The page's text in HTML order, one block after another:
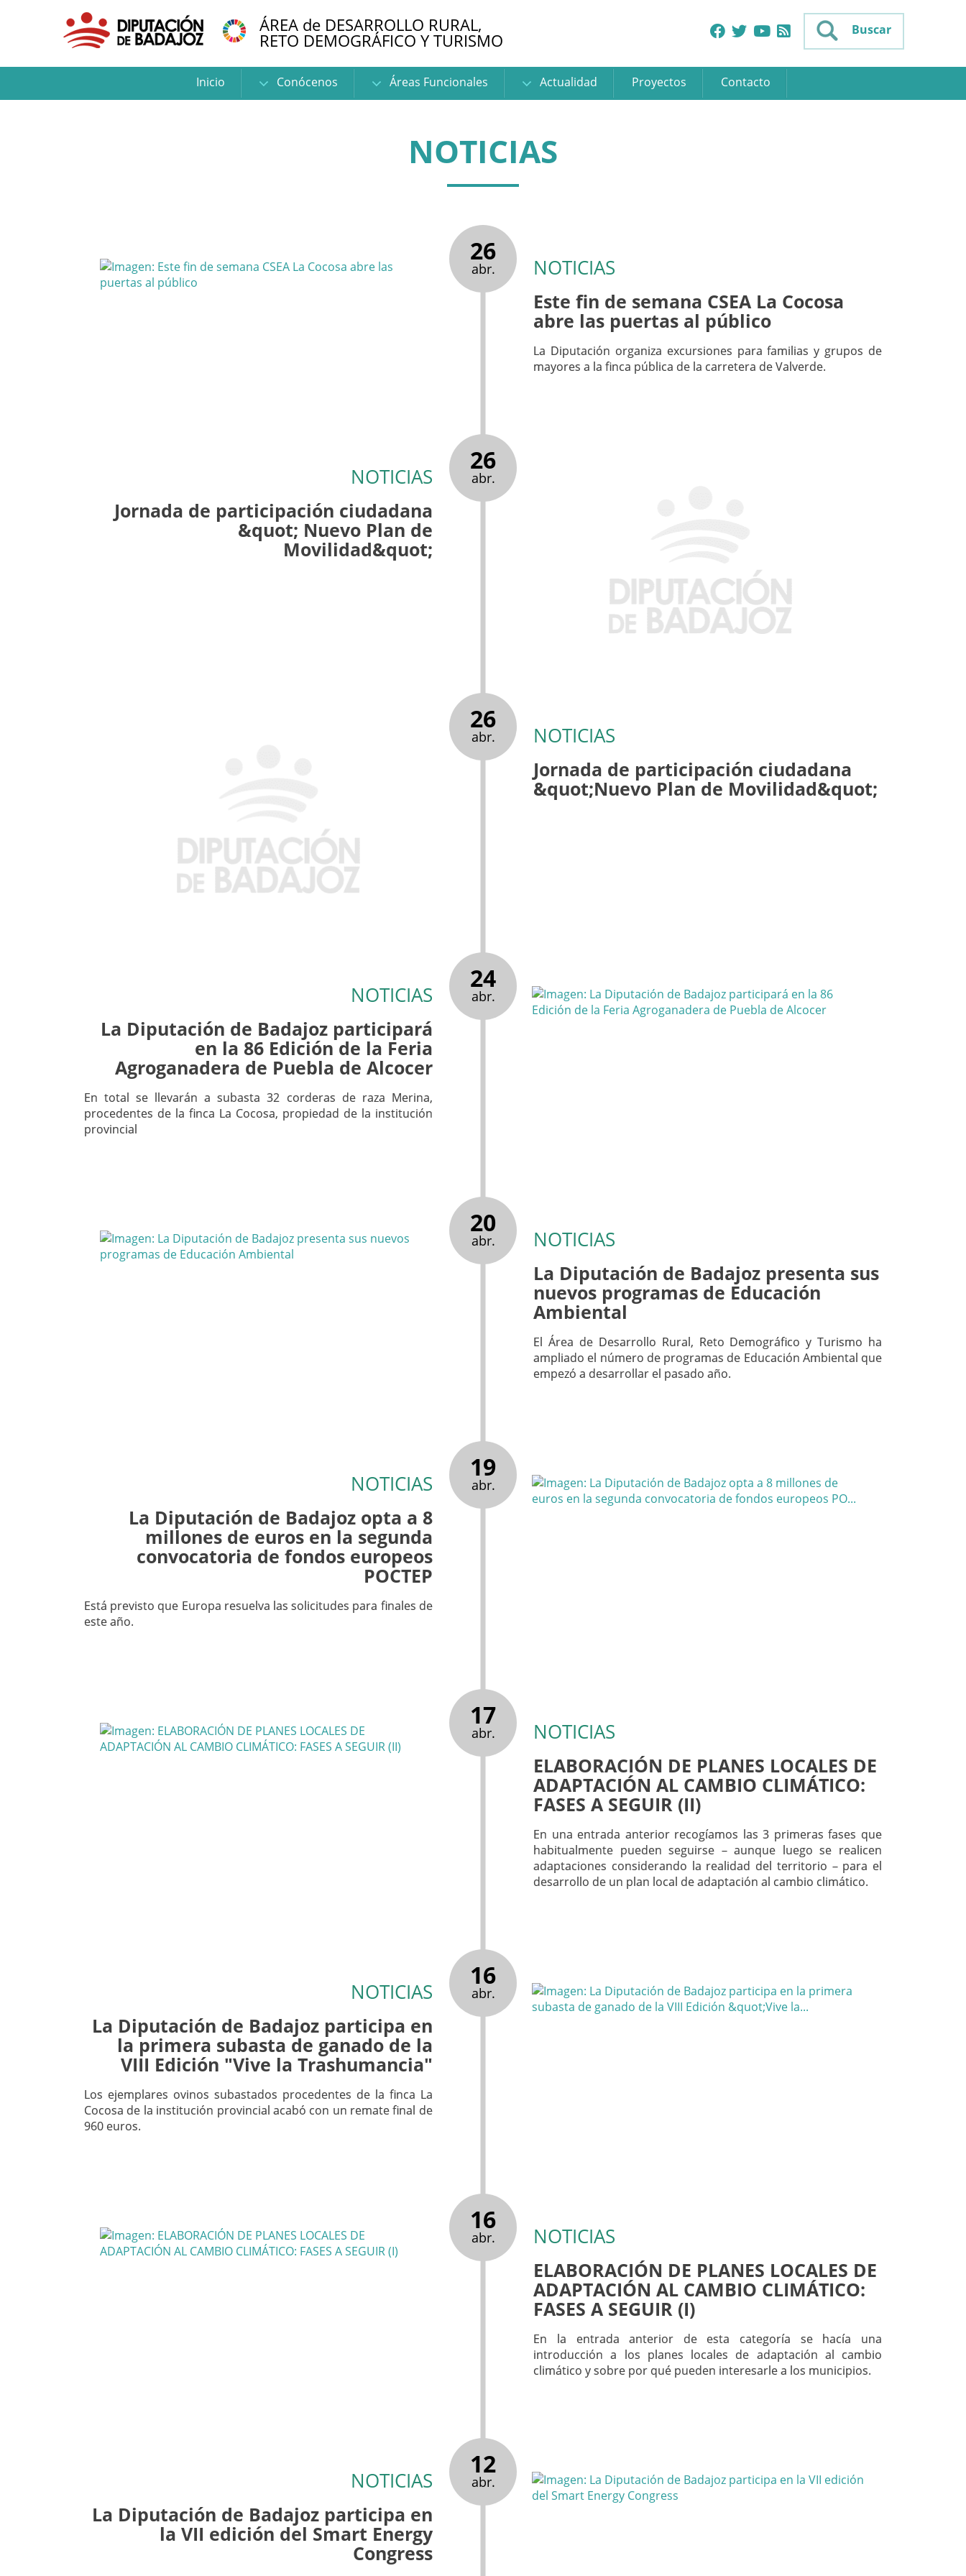
ÁREA de DESARROLLO RURAL,
RETO DEMOGRÁFICO Y TURISMO Buscar
Inicio Conócenos Áreas Funcionales Actualidad Proyectos Contacto
NOTICIAS
26
abr. NOTICIAS
Este fin de semana CSEA La Cocosa
abre las puertas al público
La Diputación organiza excursiones para familias y grupos de
mayores a la finca pública de la carretera de Valverde.
26
abr.
NOTICIAS
Jornada de participación ciudadana
&quot; Nuevo Plan de
Movilidad&quot;
26
abr. NOTICIAS
Jornada de participación ciudadana
&quot;Nuevo Plan de Movilidad&quot;
24
abr.
NOTICIAS
La Diputación de Badajoz participará
en la 86 Edición de la Feria
Agroganadera de Puebla de Alcocer
En total se llevarán a subasta 32 corderas de raza Merina,
procedentes de la finca La Cocosa, propiedad de la institución
provincial
20
abr. NOTICIAS
La Diputación de Badajoz presenta sus
nuevos programas de Educación
Ambiental
El Área de Desarrollo Rural, Reto Demográfico y Turismo ha
ampliado el número de programas de Educación Ambiental que
empezó a desarrollar el pasado año.
19
abr.
NOTICIAS
La Diputación de Badajoz opta a 8
millones de euros en la segunda
convocatoria de fondos europeos
POCTEP
Está previsto que Europa resuelva las solicitudes para finales de
este año.
17
abr. NOTICIAS
ELABORACIÓN DE PLANES LOCALES DE
ADAPTACIÓN AL CAMBIO CLIMÁTICO:
FASES A SEGUIR (II)
En una entrada anterior recogíamos las 3 primeras fases que
habitualmente pueden seguirse – aunque luego se realicen
adaptaciones considerando la realidad del territorio – para el
desarrollo de un plan local de adaptación al cambio climático.
16
abr.
NOTICIAS
La Diputación de Badajoz participa en
la primera subasta de ganado de la
VIII Edición "Vive la Trashumancia"
Los ejemplares ovinos subastados procedentes de la finca La
Cocosa de la institución provincial acabó con un remate final de
960 euros.
16
abr. NOTICIAS
ELABORACIÓN DE PLANES LOCALES DE
ADAPTACIÓN AL CAMBIO CLIMÁTICO:
FASES A SEGUIR (I)
En la entrada anterior de esta categoría se hacía una
introducción a los planes locales de adaptación al cambio
climático y sobre por qué pueden interesarle a los municipios.
12
abr.
NOTICIAS
La Diputación de Badajoz participa en
la VII edición del Smart Energy
Congress